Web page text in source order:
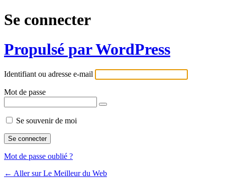
Se connecter
Propulsé par WordPress
Identifiant ou adresse e-mail
Mot de passe
Se souvenir de moi
Mot de passe oublié ?
← Aller sur Le Meilleur du Web